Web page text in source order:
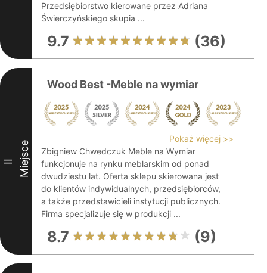
Przedsiębiorstwo kierowane przez Adriana
Świerczyńskiego skupia ...
9.7 (36)
II Miejsce
Wood Best -Meble na wymiar
Pokaż więcej >>
Zbigniew Chwedczuk Meble na Wymiar
funkcjonuje na rynku meblarskim od ponad
dwudziestu lat. Oferta sklepu skierowana jest
do klientów indywidualnych, przedsiębiorców,
a także przedstawicieli instytucji publicznych.
Firma specjalizuje się w produkcji ...
8.7 (9)